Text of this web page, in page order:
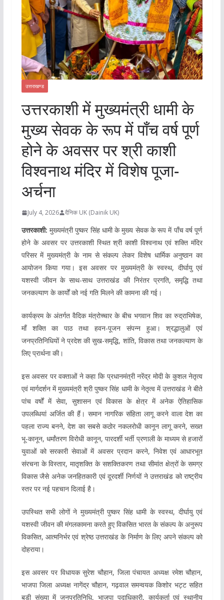
उत्तराखण्ड
उत्तरकाशी में मुख्यमंत्री धामी के
मुख्य सेवक के रूप में पाँच वर्ष पूर्ण
होने के अवसर पर श्री काशी
विश्वनाथ मंदिर में विशेष पूजा-
अर्चना
July 4, 2026 दैनिक UK (Dainik UK)
उत्तरकाशी: मुख्यमंत्री पुष्कर सिंह धामी के मुख्य सेवक के रूप में पाँच वर्ष पूर्ण
होने के अवसर पर उत्तरकाशी स्थित श्री काशी विश्वनाथ एवं शक्ति मंदिर
परिसर में मुख्यमंत्री के नाम से संकल्प लेकर विशेष धार्मिक अनुष्ठान का
आयोजन किया गया। इस अवसर पर मुख्यमंत्री के स्वस्थ, दीर्घायु एवं
यशस्वी जीवन के साथ-साथ उत्तराखंड की निरंतर प्रगति, समृद्धि तथा
जनकल्याण के कार्यों को नई गति मिलने की कामना की गई।
कार्यक्रम के अंतर्गत वैदिक मंत्रोच्चार के बीच भगवान शिव का रुद्राभिषेक,
माँ शक्ति का पाठ तथा हवन-पूजन संपन्न हुआ। श्रद्धालुओं एवं
जनप्रतिनिधियों ने प्रदेश की सुख-समृद्धि, शांति, विकास तथा जनकल्याण के
लिए प्रार्थना की।
इस अवसर पर वक्ताओं ने कहा कि प्रधानमंत्री नरेंद्र मोदी के कुशल नेतृत्व
एवं मार्गदर्शन में मुख्यमंत्री श्री पुष्कर सिंह धामी के नेतृत्व में उत्तराखंड ने बीते
पांच वर्षों में सेवा, सुशासन एवं विकास के क्षेत्र में अनेक ऐतिहासिक
उपलब्धियां अर्जित की हैं। समान नागरिक संहिता लागू करने वाला देश का
पहला राज्य बनने, देश का सबसे कठोर नकलरोधी कानून लागू करने, सख्त
भू-कानून, धर्मांतरण विरोधी कानून, पारदर्शी भर्ती प्रणाली के माध्यम से हजारों
युवाओं को सरकारी सेवाओं में अवसर प्रदान करने, निवेश एवं आधारभूत
संरचना के विस्तार, मातृशक्ति के सशक्तिकरण तथा सीमांत क्षेत्रों के समग्र
विकास जैसे अनेक जनहितकारी एवं दूरदर्शी निर्णयों ने उत्तराखंड को राष्ट्रीय
स्तर पर नई पहचान दिलाई है।
उपस्थित सभी लोगों ने मुख्यमंत्री पुष्कर सिंह धामी के स्वस्थ, दीर्घायु एवं
यशस्वी जीवन की मंगलकामना करते हुए विकसित भारत के संकल्प के अनुरूप
विकसित, आत्मनिर्भर एवं श्रेष्ठ उत्तराखंड के निर्माण के लिए अपने संकल्प को
दोहराया।
इस अवसर पर विधायक सुरेश चौहान, जिला पंचायत अध्यक्ष रमेश चौहान,
भाजपा जिला अध्यक्ष नागेंद्र चौहान, गढ़वाल समन्वयक किशोर भट्ट सहित
बड़ी संख्या में जनप्रतिनिधि, भाजपा पदाधिकारी, कार्यकर्ता एवं स्थानीय